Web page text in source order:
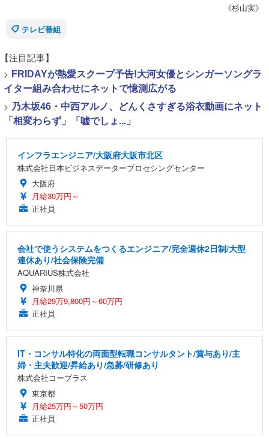
《杉山実》
テレビ番組
【注目記事】
> FRIDAYが熱愛スクープ予告!大河女優とシンガーソングラ
イター組み合わせにネットで憶測広がる
> 乃木坂46・中西アルノ、どんくさすぎる浴衣動画にネット
「相変わらず」「嘘でしょ...」
インフラエンジニア/大阪府大阪市北区
株式会社日本ビジネスデータープロセシングセンター
大阪府
月給30万円～
正社員
会社で使うシステムをつくるエンジニア/完全週休2日制/大型
連休あり/社会保険完備
AQUARIUS株式会社
神奈川県
月給29万9,800円～60万円
正社員
IT・コンサル特化の両面型転職コンサルタント/賞与あり/主
婦・主夫歓迎/昇給あり/急募/研修あり
株式会社コープラス
東京都
月給25万円～50万円
正社員